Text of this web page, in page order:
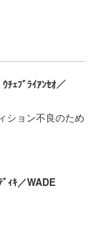
ｪﾌﾞﾗｲｱﾝｾｵ／
ョン不良のため
ｨｷ／WADE